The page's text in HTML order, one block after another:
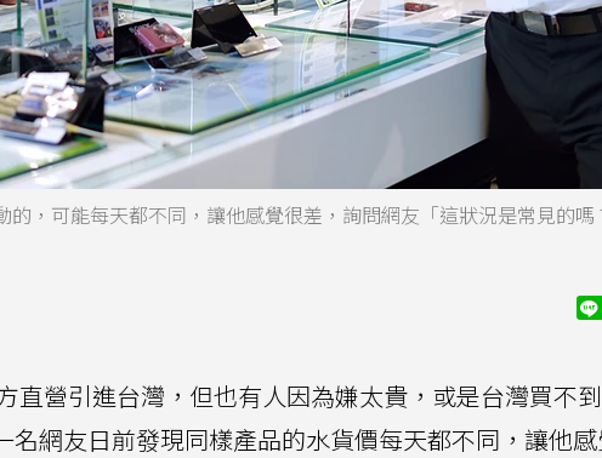
，可能每天都不同，讓他感覺很差，詢問網友「這狀況是常見的嗎
直營引進台灣，但也有人因為嫌太貴，或是台灣買不到
名網友日前發現同樣產品的水貨價每天都不同，讓他